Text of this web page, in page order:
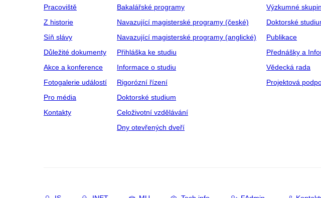
Pracoviště
Z historie
Síň slávy
Důležité dokumenty
Akce a konference
Fotogalerie událostí
Pro média
Kontakty
Bakalářské programy
Navazující magisterské programy (české)
Navazující magisterské programy (anglické)
Přihláška ke studiu
Informace o studiu
Rigorózní řízení
Doktorské studium
Celoživotní vzdělávání
Dny otevřených dveří
Výzkumné
Doktorské
Publikace
Přednášky a
Vědecká rada
Projektová